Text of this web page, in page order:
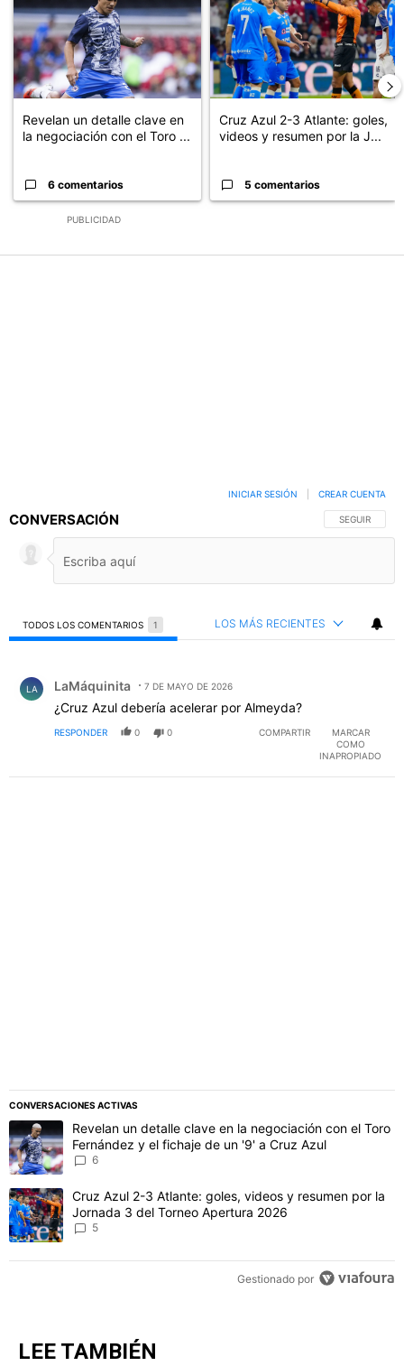
PUBLICIDAD
Revelan un detalle clave en
la negociación con el Toro ...
6 comentarios
Cruz Azul 2-3 Atlante: goles,
videos y resumen por la J...
5 comentarios
CONVERSACIÓN SIGA ESTA
SEGUIR
INICIAR SESIÓN CREAR CUENTA
TODOS LOS COMENTARIOS 1 LOS MÁS RECIENTES
LA LaMáquinita 7 DE MAYO DE 2026
¿Cruz Azul debería acelerar por Almeyda?
RESPONDER 0 0 COMPARTIR
MARCAR
COMO
INAPROPIADO
CONVERSACIONES ACTIVAS
Este listado muestra los artículos con más comentarios en los
Un artículo de tendencia con el título "Revelan un detalle clave
Revelan un detalle clave en la negociación con el Toro
Fernández y el fichaje de un '9' a Cruz Azul
6
Un artículo de tendencia con el título "Cruz Azul 2-3 Atlante:
Cruz Azul 2-3 Atlante: goles, videos y resumen por la
Jornada 3 del Torneo Apertura 2026
5
Gestionado por
LEE TAMBIÉN